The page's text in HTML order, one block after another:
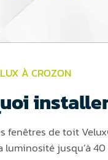
À CROZON
fenêtres de toit
luminosité jusqu’à